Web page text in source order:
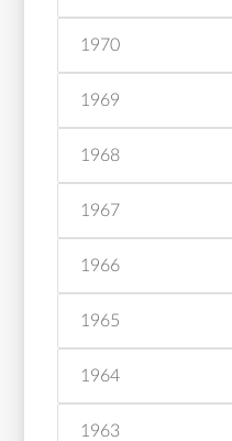
1970
1969
1968
1967
1966
1965
1964
1963